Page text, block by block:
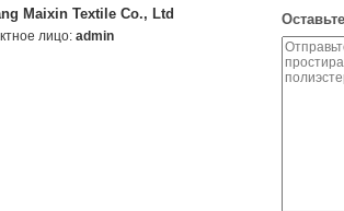
Maixin Textile Co., Ltd
лицо: admin